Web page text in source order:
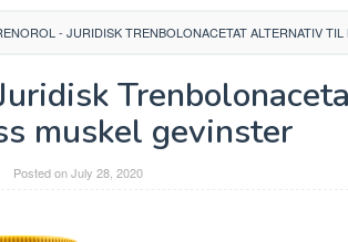
- JURIDISK TRENBOLONACETAT ALTERNATIV
muskel gevinster
Posted onJuly 28, 2020